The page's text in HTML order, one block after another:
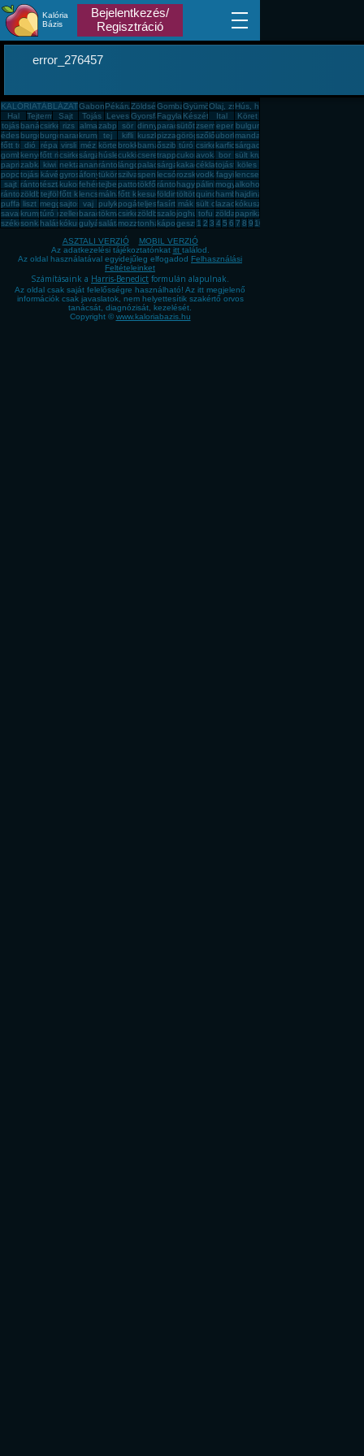
Kalória
Bázis
Bejelentkezés/
Regisztráció
error_276457
KALÓRIATÁBLÁZATGabona, mag, örlemény
Pékáru, édesség, sütemény, rágcsa, tészta
Zöldség, fűszer
GombaGyümölcsOlaj, zsíradékHús, húskészítmény
Hal
TejtermékSajt Tojás Leves Gyorsfagyasztott, dobozos, konzerv étel
Fagylalt, jégkrém
Készétel Ital
Köret
tojás banáncsirkemell
rizs alma zabpehely
sör dinnyeparadicsom
sütőtökzsemleeper bulgur
édesburgonya
burgonyaburgonyanarancskrumplitej kifli kuszkusz
pizzagörögdinnye
szőlőuborkamandarin
főtt tojás
dió répa virsli méz körte brokkolibarnarizsőszibarack
túró csirkecomb
karfiolsárgadinnye
gombakenyérfőtt rizscsirkemájsárgarépa
húslevescukkinicseresznyetrappista sajt
cukoravokádó
bor sült krumpli
paprikazabkása
kiwi nektarinananászrántott hús
lángospalacsintasárgabarack
kakaós csiga
céklatojásfehérje
köles
popcorntojásrántotta
kávégyrosáfonyatükörtojás
szilvaspenótlecsórozskenyér
vodkafagyi lencse
sajt rántott csirkemell
tésztakukoricafehér kenyér
tejbegrízpattogatott kukorica
tökfőzelék
rántottahagymapálinkamogyoróalkohol
rántott sajt
zöldbabtejfölfőtt kukorica
lencsefőzelék
málnafőtt krumpli
kesudióföldimogyoró
töltött káposzta
quinoahamburger
hajdina
puffasztott rizs
liszt meggysajtos pogácsa
vaj pulykamell
pogácsateljes kiőrlésû kenyér
fasírt mák sült csirkecomb
lazackókuszzsír
savanyú káposzta
krumplipüré
túró rudizellerbaracktökmagcsirkemell sonka
zöldbabfőzelék
szalonnajoghurttofu zöldalmapaprikás krumpli
székelykáposzta
sonkahalászlékókuszreszelék
gulyásleves
salátamozzarella
tonhalkáposztagesztenye
1 2 3 4 5 6 7 8 9 10
ASZTALI VERZIÓ
MOBIL VERZIÓ
Az adatkezelési tájékoztatónkat itt találod.
Az oldal használatával egyidejűleg elfogadod Felhasználási
Feltételeinket
Számításaink a Harris-Benedict formulán alapulnak.
Az oldal csak saját felelősségre használható! Az itt megjelenő
információk csak javaslatok, nem helyettesítik szakértő orvos
tanácsát, diagnózisát, kezelését.
Copyright © www.kaloriabazis.hu